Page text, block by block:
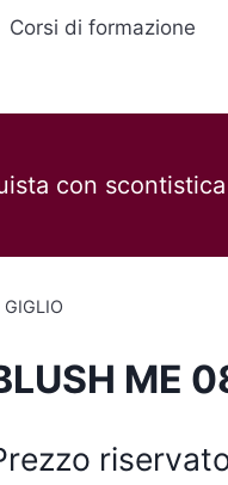
Corsi di formazione
con
ME